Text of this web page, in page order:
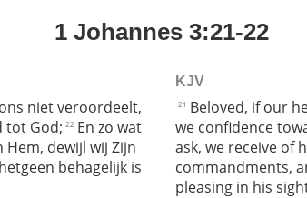
1 Johannes 3:21-22
niet veroordeelt,
tot God; 22 En zo wat
dewijl wij Zijn
behagelijk is
KJV
21 Beloved, if our
we confidence
ask, we receive of
commandments,
pleasing in his